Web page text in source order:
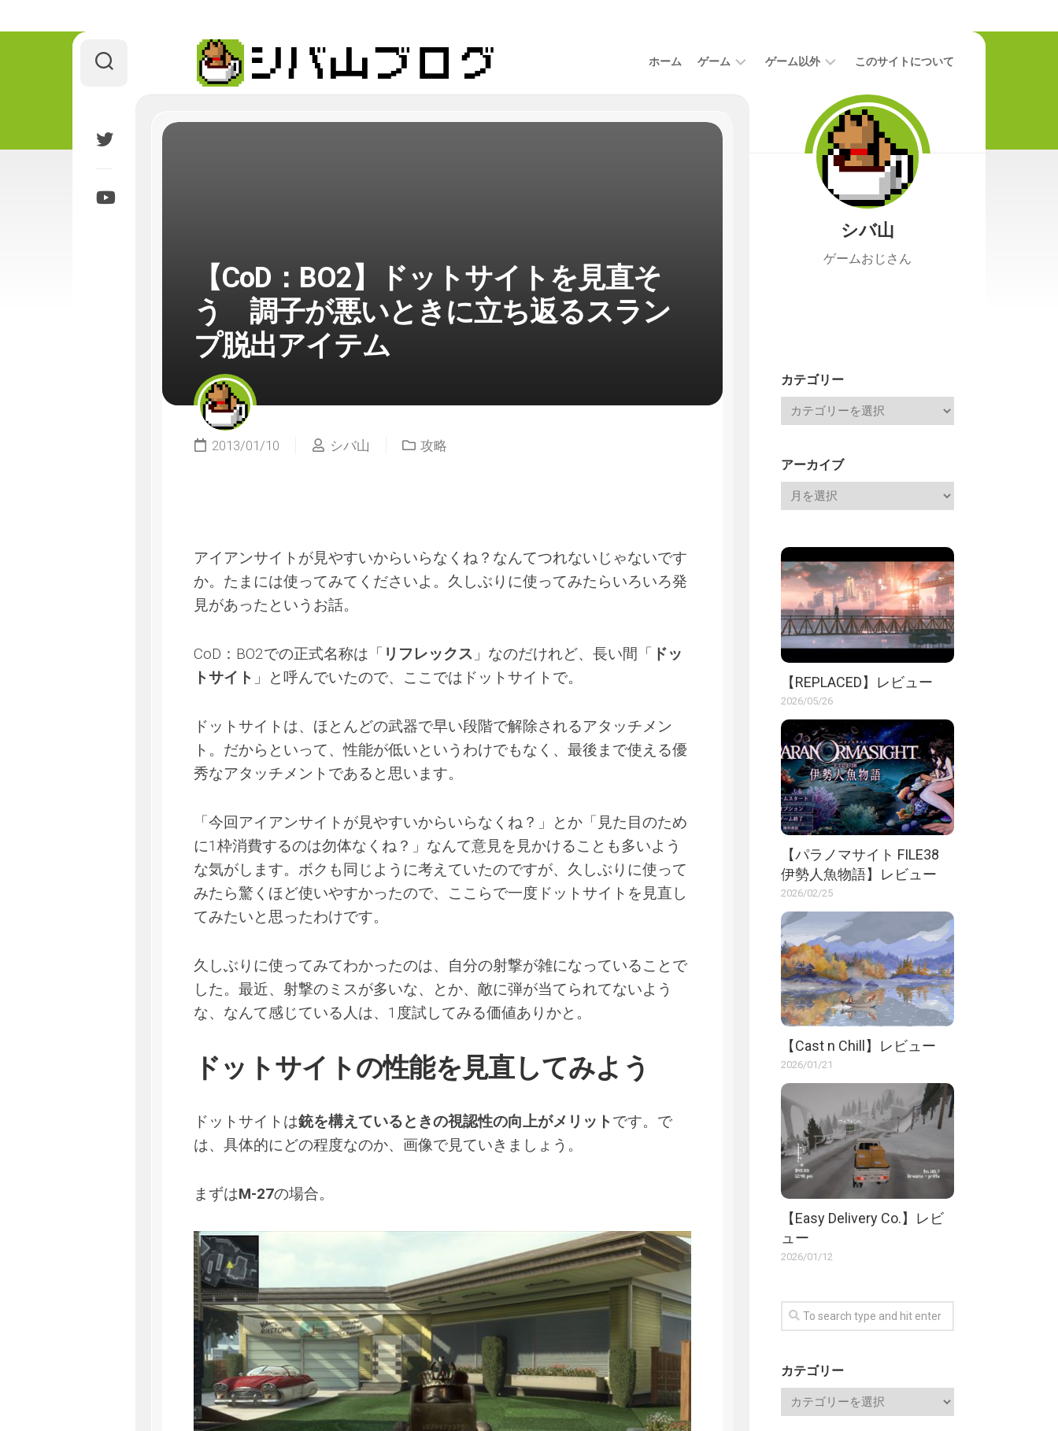
ホーム ゲーム
ビ
ゲーム以外 このサイトについて
【CoD：BO2】ドットサイトを見直そ
う 調子が悪いときに立ち返るスラン
プ脱出アイテム
2013/01/10 シバ山 攻略
アイアンサイトが見やすいからいらなくね？なんてつれないじゃないです
か。たまには使ってみてくださいよ。久しぶりに使ってみたらいろいろ発
見があったというお話。
CoD：BO2での正式名称は「 リフレックス 」なのだけれど、長い間「 ドッ
トサイト 」と呼んでいたので、ここではドットサイトで。
ドットサイトは、ほとんどの武器で早い段階で解除されるアタッチメン
ト。だからといって、性能が低いというわけでもなく、最後まで使える優
秀なアタッチメントであると思います。
「今回アイアンサイトが見やすいからいらなくね？」とか「見た目のため
に1枠消費するのは勿体なくね？」なんて意見を見かけることも多いよう
な気がします。ボクも同じように考えていたのですが、久しぶりに使って
みたら驚くほど使いやすかったので、ここらで一度ドットサイトを見直し
てみたいと思ったわけです。
久しぶりに使ってみてわかったのは、自分の射撃が雑になっていることで
した。最近、射撃のミスが多いな、とか、敵に弾が当てられてないよう
な、なんて感じている人は、1度試してみる価値ありかと。
ドットサイトの性能を見直してみよう
ドットサイトは銃を構えているときの視認性の向上がメリットです。で
は、具体的にどの程度なのか、画像で見ていきましょう。
まずはM-27の場合。
シバ山
ゲームおじさん
カテゴリー
アーカイブ
【REPLACED】レビュー
2026/05/26
【パラノマサイト FILE38
伊勢人魚物語】レビュー
2026/02/25
【Cast n Chill】レビュー
2026/01/21
【Easy Delivery Co.】レビ
ュー
2026/01/12
カテゴリー